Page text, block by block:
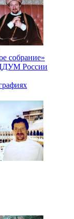
собрание»
России